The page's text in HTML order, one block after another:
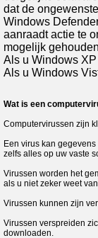
dat de
Windows
aanraadt actie te
mogelijk
Als u Windows
Als u Windows
Wat is een
Computervirussen zijn
Een virus kan
zelfs alles op uw vaste
Virussen worden het
als u niet zeker weet
Virussen kunnen zijn
Virussen verspreiden
downloaden.